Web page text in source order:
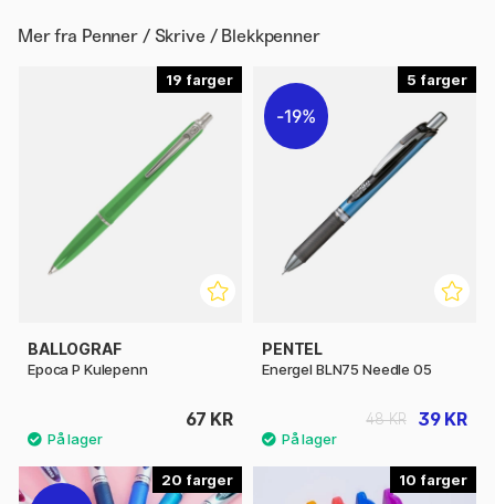
Mer fra Penner / Skrive / Blekkpenner
19
BALLOGRAF
Epoca P Kulepenn
67 KR
5
19%
PENTEL
Energel BLN75 Needle 05
39 KR
48 KR
20 10